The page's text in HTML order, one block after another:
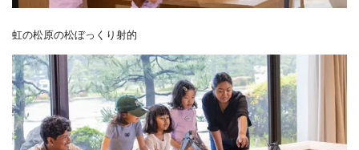
虹の松原の松ぼっくり射的